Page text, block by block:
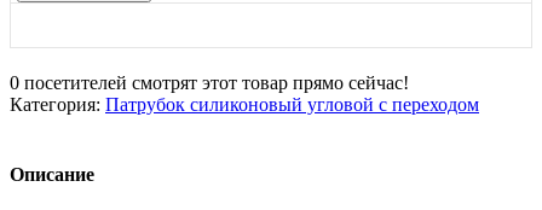
0 посетителей смотрят этот товар прямо сейчас!
Категория: Патрубок силиконовый угловой с переходом
Описание